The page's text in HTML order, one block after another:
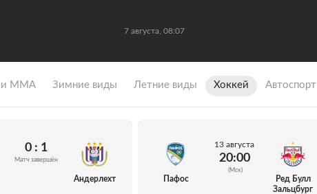
7 августа, 08:07
и ММА Зимние виды Летние виды Хоккей Автоспорт
0 : 1
Матч завершён
Андерлехт Пафос
13 августа
20:00
(Мск)
Ред Булл
Зальцбург